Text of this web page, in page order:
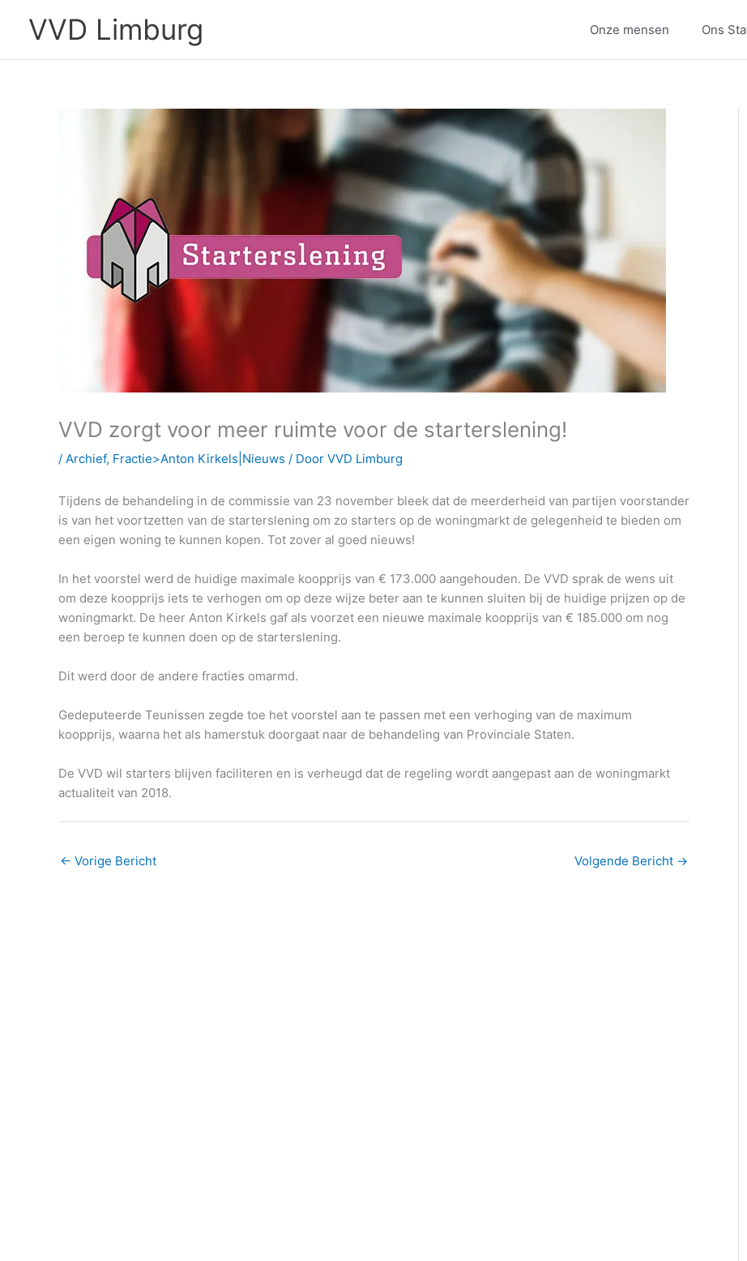
VVD Limburg Onze mensen Ons
VVD zorgt voor meer ruimte voor de starterslening!
/ Archief, Fractie>Anton Kirkels|Nieuws / Door VVD Limburg
Tijdens de behandeling in de commissie van 23 november bleek dat de meerderheid van partijen voorstander
is van het voortzetten van de starterslening om zo starters op de woningmarkt de gelegenheid te bieden om
een eigen woning te kunnen kopen. Tot zover al goed nieuws!
In het voorstel werd de huidige maximale koopprijs van € 173.000 aangehouden. De VVD sprak de wens uit
om deze koopprijs iets te verhogen om op deze wijze beter aan te kunnen sluiten bij de huidige prijzen op de
woningmarkt. De heer Anton Kirkels gaf als voorzet een nieuwe maximale koopprijs van € 185.000 om nog
een beroep te kunnen doen op de starterslening.
Dit werd door de andere fracties omarmd.
Gedeputeerde Teunissen zegde toe het voorstel aan te passen met een verhoging van de maximum
koopprijs, waarna het als hamerstuk doorgaat naar de behandeling van Provinciale Staten.
De VVD wil starters blijven faciliteren en is verheugd dat de regeling wordt aangepast aan de woningmarkt
actualiteit van 2018.
← Vorige Bericht Volgende Bericht →